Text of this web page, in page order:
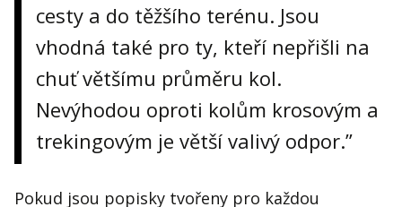
cesty a do těžšího terénu. Jsou
vhodná také pro ty, kteří nepřišli na
chuť většímu průměru kol.
Nevýhodou oproti kolům krosovým a
trekingovým je větší valivý odpor.”
Pokud jsou popisky tvořeny pro každou